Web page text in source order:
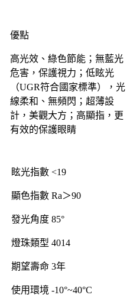
優點
高光效、綠色節能；無藍光
危害，保護視力；低眩光
（UGR符合國家標準），光
線柔和、無頻閃；超薄設
計，美觀大方；高顯指，更
有效的保護眼睛
眩光指數<19
顯色指數Ra＞90
發光角度85°
燈珠類型 4014
期望壽命3年
使用環境 -10°~40°C